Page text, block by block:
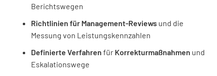
Berichtswegen
Richtlinien für Management-Reviews und die
Messung von Leistungskennzahlen
Definierte Verfahren für Korrekturmaßnahmen und
Eskalationswege